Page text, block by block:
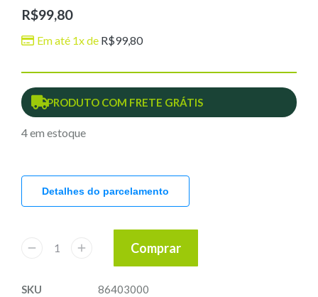
R$99,80
Em até 1x de R$99,80
PRODUTO COM FRETE GRÁTIS
4 em estoque
Detalhes do parcelamento
Comprar
SKU
86403000